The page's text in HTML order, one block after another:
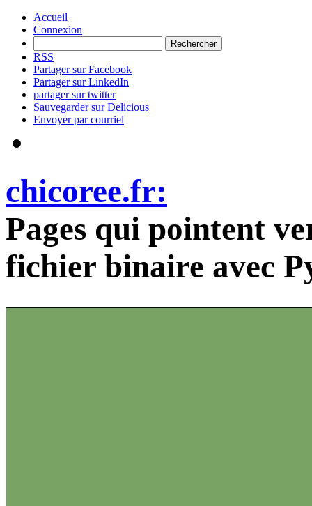
Accueil
Connexion
RSS
Partager sur Facebook
Partager sur LinkedIn
partager sur twitter
Sauvegarder sur Delicious
Envoyer par courriel
chicoree.fr:
Pages qui pointent
fichier binaire avec